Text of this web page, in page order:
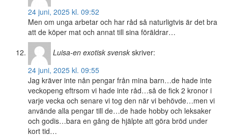
24 juni, 2025 kl. 09:52
Men om unga arbetar och har råd så naturligtvis är det bra
att de köper mat och annat till sina föräldrar…
Luisa-en exotisk svensk skriver:
24 juni, 2025 kl. 09:55
Jag kräver inte nån pengar från mina barn…de hade inte
veckopeng eftrsom vi hade inte råd…så de fick 2 kronor i
varje vecka och senare vi tog den när vi behövde…men vi
använde alla pengar till de…de hade hobby och leksaker
och godis…bara en gång de hjälpte att göra bröd under
kort tid…